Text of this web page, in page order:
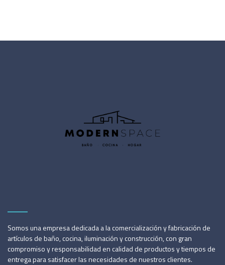
Somos una empresa dedicada a la comercialización y fabricación de
artículos de baño, cocina, iluminación y construcción, con gran
compromiso y responsabilidad en calidad de productos y tiempos de
entrega para satisfacer las necesidades de nuestros clientes.